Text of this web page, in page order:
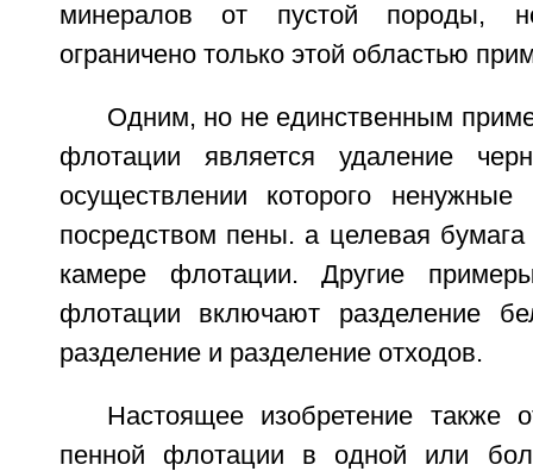
минералов от пустой породы,
ограничено только этой областью
Одним, но не единственным
флотации является удаление
осуществлении которого ненужные
посредством пены. а целевая бумага
камере флотации. Другие
флотации включают разделение
разделение и разделение отходов.
Настоящее изобретение также
пенной флотации в одной или